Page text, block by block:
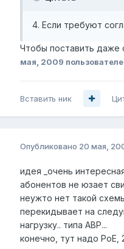
4. Если требуют
Чтобы поставить даже
мая, 2009
Вставить ник
Опубликовано 20 мая,
идея _очень
абонентов не юзает
неужто нет такой
перекидывает на
нагрузку.. типа АВР...
конечно, тут надо